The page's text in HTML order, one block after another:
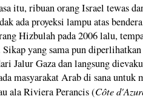
itu, ribuan orang Israel tewas
ada proyeksi lampu atas
Hizbulah pada 2006 lalu,
yang sama pun
Jalur Gaza dan langsung
masyarakat Arab di sana untuk
ala Riviera Perancis (Côte